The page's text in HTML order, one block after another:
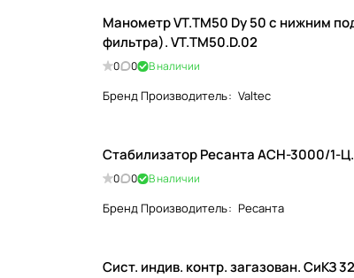
Манометр VT.TM50 Dy 50 с нижним
фильтра). VT.TM50.D.02
0 0 В наличии
Бренд Производитель: Valtec
Стабилизатор Ресанта АСН-3000/1-
0 0 В наличии
Бренд Производитель: Ресанта
Сист. индив. контр. загазован. СиКЗ